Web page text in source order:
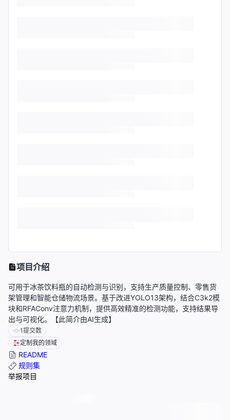
项目介绍
可用于冰茶饮料瓶的自动检测与识别，支持生产质量控制、零售货
架管理和智能仓储物流场景。基于改进YOLO13架构，结合C3k2模
块和RFAConv注意力机制，提供高效精准的检测功能，支持结果导
出与可视化。【此简介由AI生成】
1提交数
定制我的领域
README
规则集
举报项目